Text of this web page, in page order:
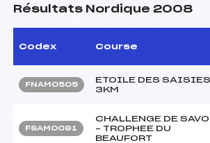
Résultats Nordique 2008
Codex Course
FNAM0505
ETOILE DES SAISIES
3KM
FSAM0081
CHALLENGE DE
– TROPHEE DU
BEAUFORT